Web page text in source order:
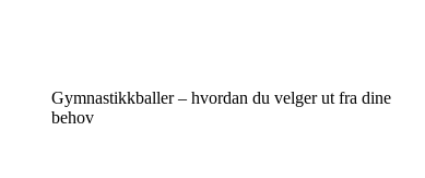
Gymnastikkballer – hvordan du velger ut fra dine
behov